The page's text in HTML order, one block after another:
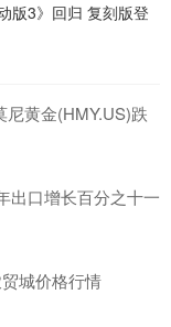
版3》回归 复刻版登
黄金(HMY.US)跌
出口增长百分之十一
城价格行情